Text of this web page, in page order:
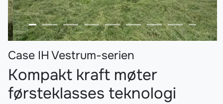
Case IH Vestrum-serien
Kompakt kraft møter
førsteklasses teknologi